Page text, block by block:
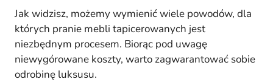
Jak widzisz, możemy wymienić wiele powodów, dla
których pranie mebli tapicerowanych jest
niezbędnym procesem. Biorąc pod uwagę
niewygórowane koszty, warto zagwarantować sobie
odrobinę luksusu.